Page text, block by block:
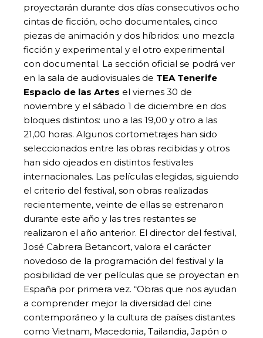
proyectarán durante dos días consecutivos ocho
cintas de ficción, ocho documentales, cinco
piezas de animación y dos híbridos: uno mezcla
ficción y experimental y el otro experimental
con documental. La sección oficial se podrá ver
en la sala de audiovisuales de TEA Tenerife
Espacio de las Artes el viernes 30 de
noviembre y el sábado 1 de diciembre en dos
bloques distintos: uno a las 19,00 y otro a las
21,00 horas. Algunos cortometrajes han sido
seleccionados entre las obras recibidas y otros
han sido ojeados en distintos festivales
internacionales. Las películas elegidas, siguiendo
el criterio del festival, son obras realizadas
recientemente, veinte de ellas se estrenaron
durante este año y las tres restantes se
realizaron el año anterior. El director del festival,
José Cabrera Betancort, valora el carácter
novedoso de la programación del festival y la
posibilidad de ver películas que se proyectan en
España por primera vez. “Obras que nos ayudan
a comprender mejor la diversidad del cine
contemporáneo y la cultura de países distantes
como Vietnam, Macedonia, Tailandia, Japón o